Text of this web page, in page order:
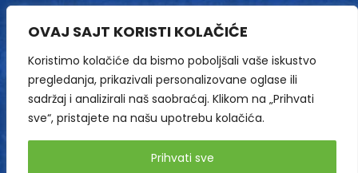
OVAJ SAJT KORISTI KOLAČIĆE
Koristimo kolačiće da bismo poboljšali vaše iskustvo
pregledanja, prikazivali personalizovane oglase ili
sadržaj i analizirali naš saobraćaj. Klikom na „Prihvati
sve“, pristajete na našu upotrebu kolačića.
Prihvati sve
Marketing
Politika privatnosti
Kontakt
Sva prava zadržana / All rights reserved